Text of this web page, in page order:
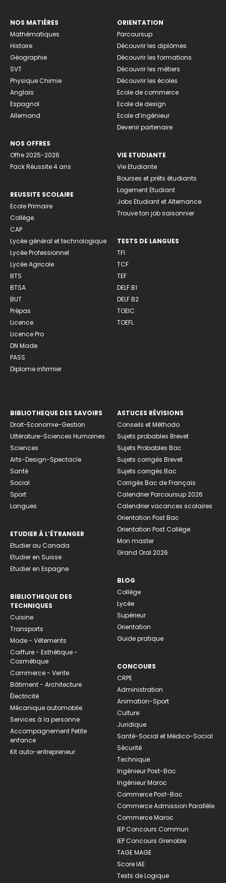
NOS MATIÈRES
Mathématiques
Histoire
Géographie
SVT
Physique Chimie
Anglais
Espagnol
Allemand
NOS OFFRES
Offre 2025-2026
Pack Réussite 4 ans
REUSSITE SCOLAIRE
Ecole Primaire
Collège
CAP
Lycée général et technologique
Lycée Professionnel
Lycée Agricole
BTS
BTSA
BUT
Prépas
Licence
Licence Pro
DN Made
PASS
Diplome infirmier
ORIENTATION
Parcoursup
Découvrir les diplômes
Découvrir les formations
Découvrir les métiers
Découvrir les écoles
Ecole de commerce
Ecole de design
Ecole d’ingénieur
Devenir partenaire
VIE ETUDIANTE
Vie Etudiante
Bourses et prêts étudiants
Logement Etudiant
Jobs Etudiant et Alternance
Trouve ton job saisonnier
TESTS DE LANGUES
TFI
TCF
TEF
DELF B1
DELF B2
TOEIC
TOEFL
BIBLIOTHEQUE DES SAVOIRS
Droit-Economie-Gestion
Littérature-Sciences Humaines
Sciences
Arts-Design-Spectacle
Santé
Social
Sport
Langues
ETUDIER À L’ÉTRANGER
Etudier au Canada
Etudier en Suisse
Etudier en Espagne
BIBLIOTHEQUE DES
TECHNIQUES
Cuisine
Transports
Mode - Vêtements
Coiffure - Esthétique -
Cosmétique
Commerce - Vente
Bâtiment - Architecture
Électricité
Mécanique automobile
Services à la personne
Accompagnement Petite
enfance
Kit auto-entrepreneur
ASTUCES RÉVISIONS
Conseils et Méthodo
Sujets probables Brevet
Sujets Probables Bac
Sujets corrigés Brevet
Sujets corrigés Bac
Corrigés Bac de Français
Calendrier Parcoursup 2026
Calendrier vacances scolaires
Orientation Post Bac
Orientation Post Collège
Mon master
Grand Oral 2026
BLOG
Collège
Lycée
Supérieur
Orientation
Guide pratique
CONCOURS
CRPE
Administration
Animation-Sport
Culture
Juridique
Santé-Social et Médico-Social
Sécurité
Technique
Ingénieur Post-Bac
Ingénieur Maroc
Commerce Post-Bac
Commerce Admission Parallèle
Commerce Maroc
IEP Concours Commun
IEP Concours Grenoble
TAGE MAGE
Score IAE
Tests de Logique